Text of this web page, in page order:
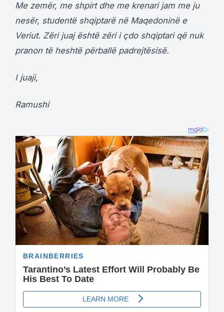
Me zemër, me shpirt dhe me krenari jam me ju
nesër, studentë shqiptarë në Maqedoninë e
Veriut. Zëri juaj është zëri i çdo shqiptari që nuk
pranon të heshtë përballë padrejtësisë.
I juaji,
Ramushi